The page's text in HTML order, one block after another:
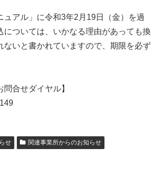
アル」に令和3年2月19日（金）を過
については、いかなる理由があっても換
ないと書かれていますので、期限を必ず
問合せダイヤル】
せ 関連事業所からのお知らせ